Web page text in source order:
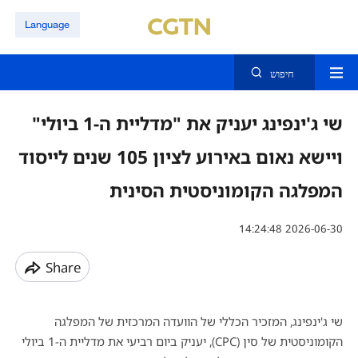
Language
חיפוש
שי ג'ינפינג יעניק את "מדליית ה-1 ביולי"
ויישא נאום באירוע לציון 105 שנים לייסוד
המפלגה הקומוניסטית הסינית
14:24:48 2026-06-30
Share
שי ג'ינפינג, המזכיר הכללי של הוועדה המרכזית של המפלגה
הקומוניסטית של סין (CPC), יעניק ביום רביעי את מדליית ה-1 ביולי